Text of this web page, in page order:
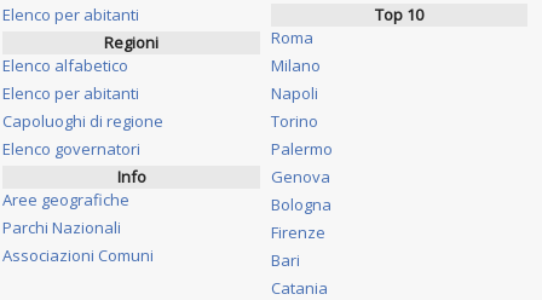
Elenco per abitanti
Regioni
Elenco alfabetico
Elenco per abitanti
Capoluoghi di regione
Elenco governatori
Info
Aree geografiche
Parchi Nazionali
Associazioni Comuni
Top 10
Roma
Milano
Napoli
Torino
Palermo
Genova
Bologna
Firenze
Bari
Catania